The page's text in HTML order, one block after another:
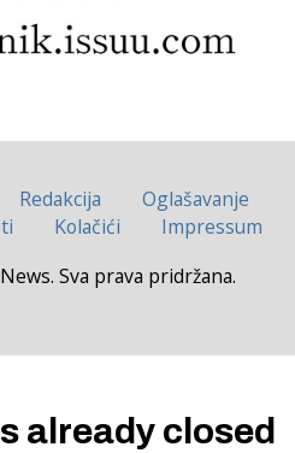
Redakcija
Oglašavanje
Kolačići
Impressum
Sva prava pridržana.
already closed